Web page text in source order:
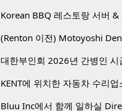
(Renton 이전) Motoyoshi
대한부인회 2026년 간병인
KENT에 위치한 자동차 수리
Bluu Inc에서 함께 일하실